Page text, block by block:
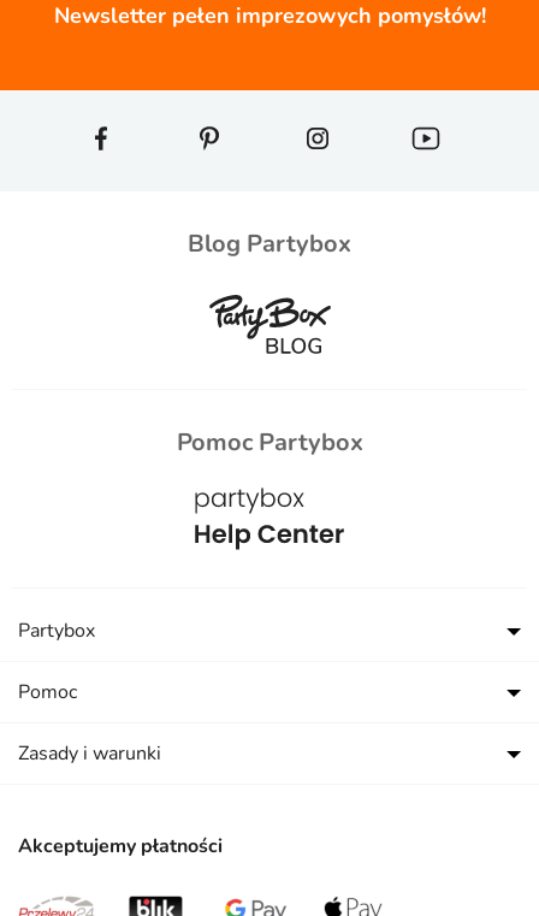
Newsletter pełen imprezowych pomysłów!
Blog Partybox
Pomoc Partybox
Akceptujemy płatności
Partybox
Pomoc
Zasady i warunki